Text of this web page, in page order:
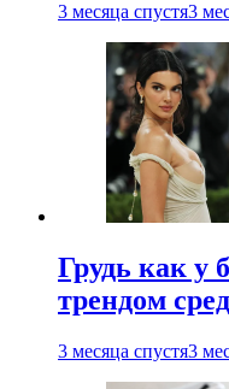
3 месяца спустя3
Грудь как у
трендом
3 месяца спустя3